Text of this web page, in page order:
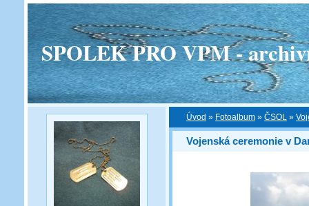
SPOLEK PRO VPM -
Úvod » Fotoalbum » ČSOL »
Vojenská ceremonie v